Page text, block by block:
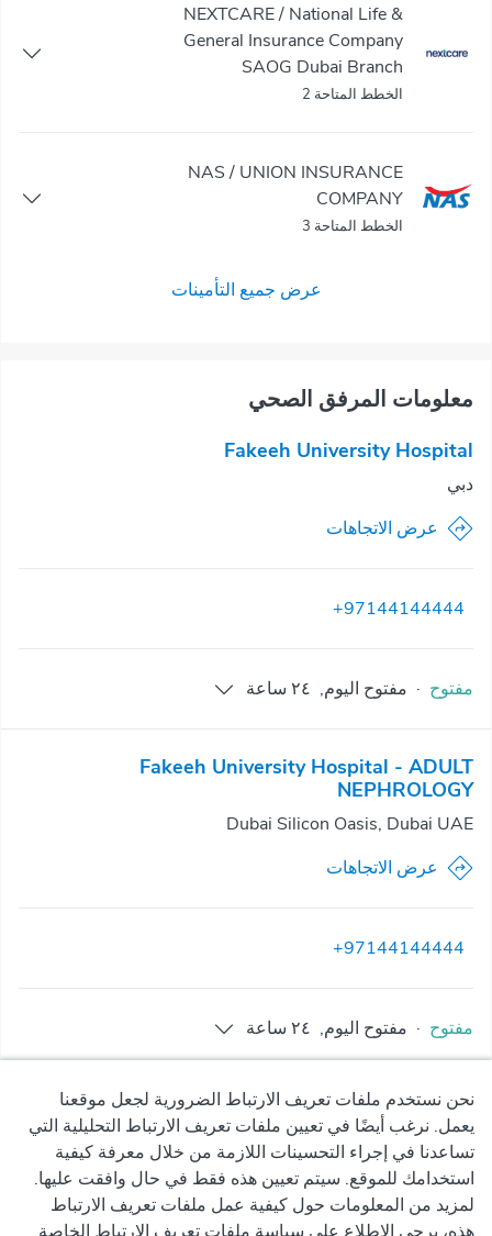
NEXTCARE / National Life &
General Insurance Company
SAOG Dubai Branch
الخطط المتاحة 2
NAS / UNION INSURANCE
COMPANY
الخطط المتاحة 3
عرض جميع التأمينات
معلومات المرفق الصحي
Fakeeh University Hospital
دبي
عرض الاتجاهات
+97144144444
مفتوح · مفتوح اليوم, ٢٤ ساعة
Fakeeh University Hospital - ADULT
NEPHROLOGY
Dubai Silicon Oasis, Dubai UAE
عرض الاتجاهات
+97144144444
مفتوح · مفتوح اليوم, ٢٤ ساعة
نحن نستخدم ملفات تعريف الارتباط الضرورية لجعل موقعنا
يعمل. نرغب أيضًا في تعيين ملفات تعريف الارتباط التحليلية التي
تساعدنا في إجراء التحسينات اللازمة من خلال معرفة كيفية
استخدامك للموقع. سيتم تعيين هذه فقط في حال وافقت عليها.
لمزيد من المعلومات حول كيفية عمل ملفات تعريف الارتباط